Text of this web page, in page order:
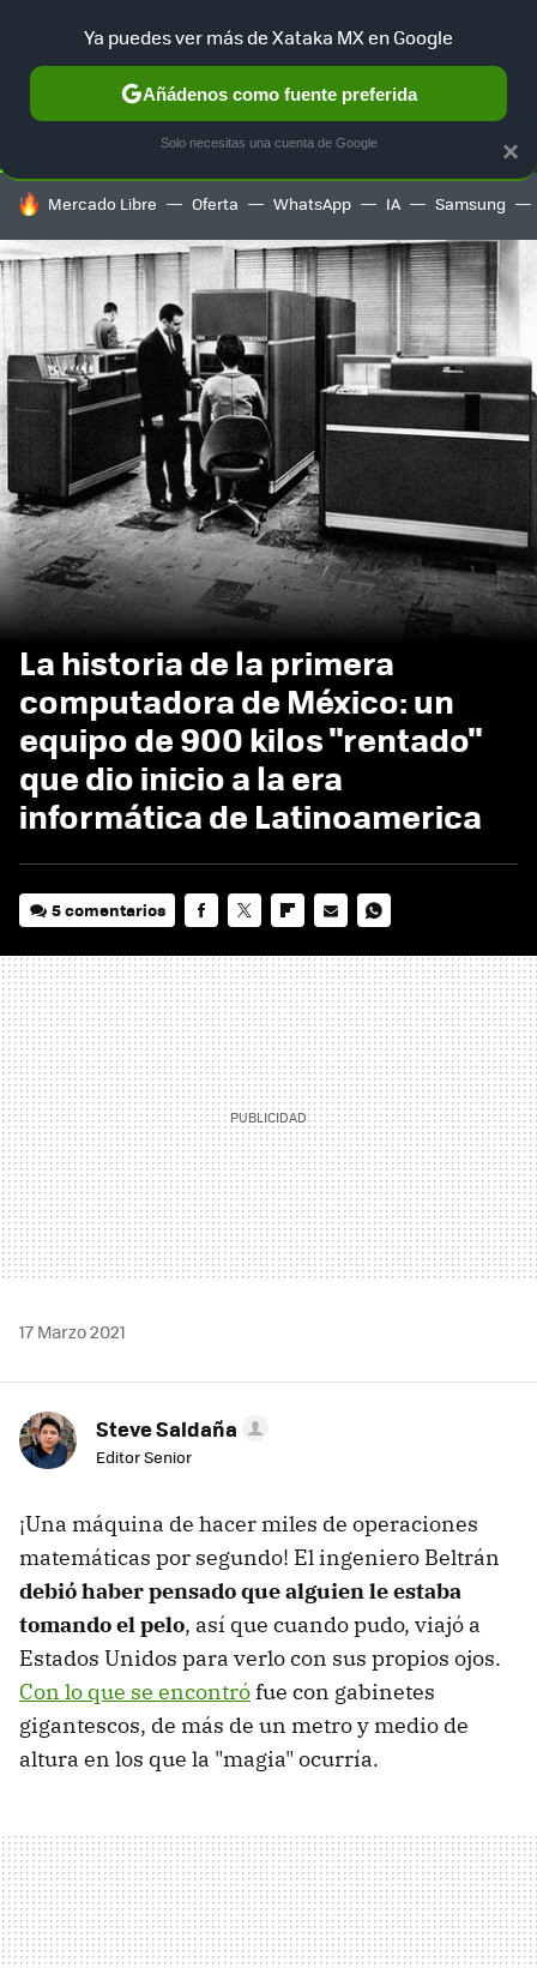
SELECCIÓN GAMING HOME AUTO TERRITORIO
HOY SE HABLA DE
Mercado Libre Oferta WhatsApp IA Samsung
La historia de la primera
computadora de México: un
equipo de 900 kilos "rentado"
que dio inicio a la era
informática de Latinoamerica
5 comentarios
MAIL
17 Marzo 2021
Steve Saldaña
Editor Senior
¡Una máquina de hacer miles de operaciones
matemáticas por segundo! El ingeniero Beltrán
debió haber pensado que alguien le estaba
tomando el pelo, así que cuando pudo, viajó a
Estados Unidos para verlo con sus propios ojos.
Con lo que se encontrófue con gabinetes
gigantescos, de más de un metro y medio de
altura en los que la "magia" ocurría.
×
Ya puedes ver más de Xataka MX en Google
Añádenos como fuente preferida
Solo necesitas una cuenta de Google